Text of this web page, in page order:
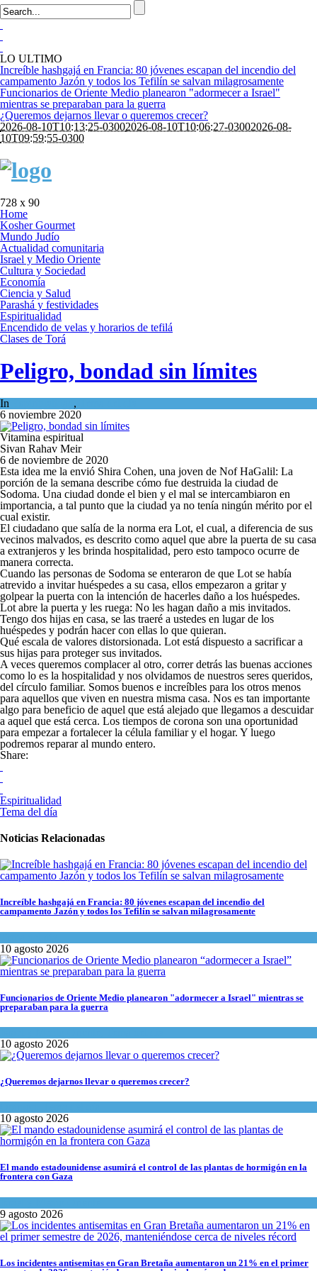
LO ULTIMO
Increíble hashgajá en Francia: 80 jóvenes escapan del incendio del
campamento Jazón y todos los Tefilín se salvan milagrosamente
Funcionarios de Oriente Medio planearon "adormecer a Israel"
mientras se preparaban para la guerra
¿Queremos dejarnos llevar o queremos crecer?
2026-08-10T10:13:25-03002026-08-10T10:06:27-03002026-08-
10T09:59:55-0300
728 x 90
Home
Kosher Gourmet
Mundo Judío
Actualidad comunitaria
Israel y Medio Oriente
Cultura y Sociedad
Economía
Ciencia y Salud
Parashá y festividades
Espiritualidad
Encendido de velas y horarios de tefilá
Clases de Torá
Peligro, bondad sin límites
In ,
6 noviembre 2020
Vitamina espiritual
Sivan Rahav Meir
6 de noviembre de 2020
Esta idea me la envió Shira Cohen, una joven de Nof HaGalil: La
porción de la semana describe cómo fue destruida la ciudad de
Sodoma. Una ciudad donde el bien y el mal se intercambiaron en
importancia, a tal punto que la ciudad ya no tenía ningún mérito por el
cual existir.
El ciudadano que salía de la norma era Lot, el cual, a diferencia de sus
vecinos malvados, es descrito como aquel que abre la puerta de su casa
a extranjeros y les brinda hospitalidad, pero esto tampoco ocurre de
manera correcta.
Cuando las personas de Sodoma se enteraron de que Lot se había
atrevido a invitar huéspedes a su casa, ellos empezaron a gritar y
golpear la puerta con la intención de hacerles daño a los huéspedes.
Lot abre la puerta y les ruega: No les hagan daño a mis invitados.
Tengo dos hijas en casa, se las traeré a ustedes en lugar de los
huéspedes y podrán hacer con ellas lo que quieran.
Qué escala de valores distorsionada. Lot está dispuesto a sacrificar a
sus hijas para proteger sus invitados.
A veces queremos complacer al otro, correr detrás las buenas acciones
como lo es la hospitalidad y nos olvidamos de nuestros seres queridos,
del círculo familiar. Somos buenos e increíbles para los otros menos
para aquellos que viven en nuestra misma casa. Nos es tan importante
algo para beneficio de aquel que está alejado que llegamos a descuidar
a aquel que está cerca. Los tiempos de corona son una oportunidad
para empezar a fortalecer la célula familiar y el hogar. Y luego
podremos reparar al mundo entero.
Share:
Espiritualidad
Tema del día
Noticias Relacionadas
Increíble hashgajá en Francia: 80 jóvenes escapan del incendio del
campamento Jazón y todos los Tefilín se salvan milagrosamente
10 agosto 2026
Funcionarios de Oriente Medio planearon "adormecer a Israel" mientras se
preparaban para la guerra
10 agosto 2026
¿Queremos dejarnos llevar o queremos crecer?
10 agosto 2026
El mando estadounidense asumirá el control de las plantas de hormigón en la
frontera con Gaza
9 agosto 2026
Los incidentes antisemitas en Gran Bretaña aumentaron un 21% en el primer